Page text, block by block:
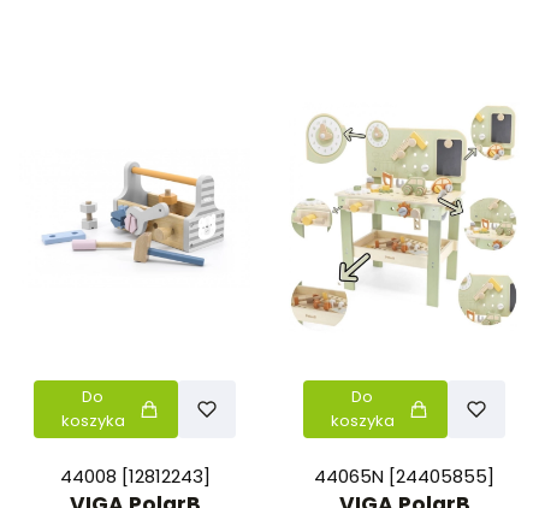
Do
koszyka
44008 [12812243]
Do
koszyka
44065N [24405855]